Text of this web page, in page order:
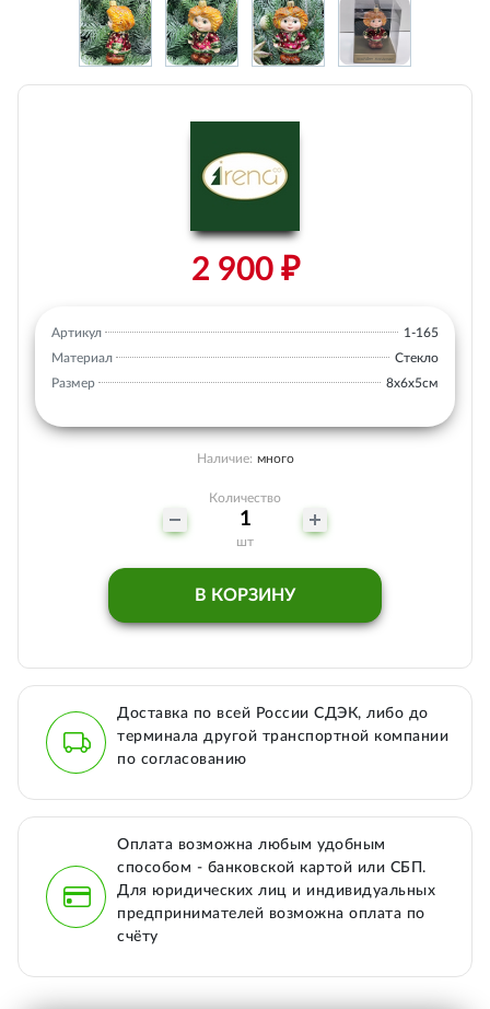
2 900 ₽
Артикул
1-165
Материал
Стекло
Размер
8х6х5см
Наличие: много
Количество
шт
В КОРЗИНУ
Доставка по всей России СДЭК, либо до
терминала другой транспортной компании
по согласованию
Оплата возможна любым удобным
способом - банковской картой или СБП.
Для юридических лиц и индивидуальных
предпринимателей возможна оплата по
счёту